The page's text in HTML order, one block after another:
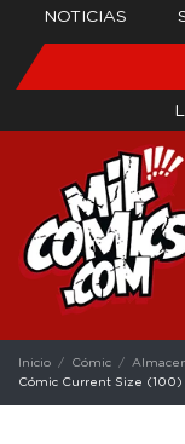
NOTICIAS
Inicio Cómic
Cómic Current Size (100)